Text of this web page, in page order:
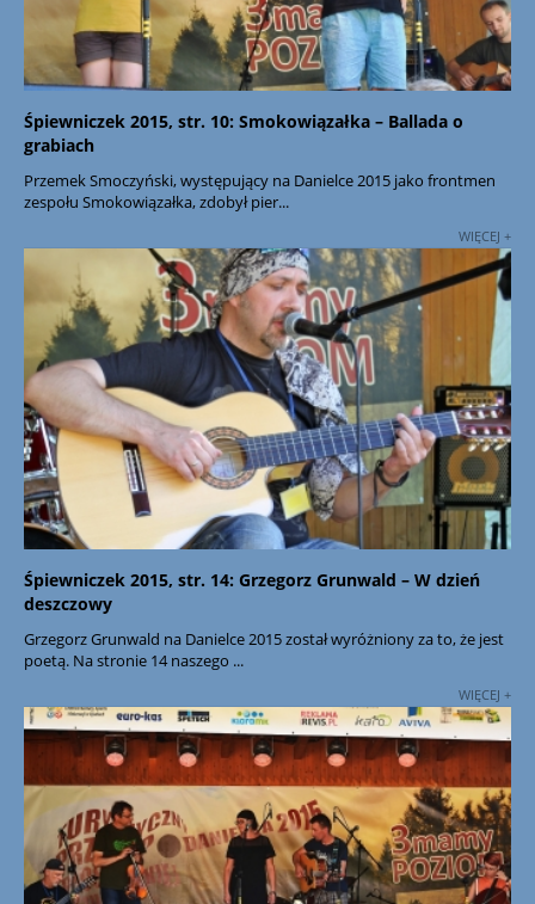
Śpiewniczek 2015, str. 10: Smokowiązałka – Ballada o
grabiach
Przemek Smoczyński, występujący na Danielce 2015 jako frontmen
zespołu Smokowiązałka, zdobył pier...
WIĘCEJ +
Śpiewniczek 2015, str. 14: Grzegorz Grunwald – W dzień
deszczowy
Grzegorz Grunwald na Danielce 2015 został wyróżniony za to, że jest
poetą. Na stronie 14 naszego ...
WIĘCEJ +